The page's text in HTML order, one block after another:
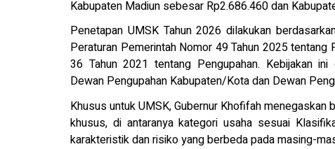
Kabupaten Madiun sebesar Rp2.686.460 dan
Penetapan UMSK Tahun 2026 dilakukan
Peraturan Pemerintah Nomor 49 Tahun 2025
36 Tahun 2021 tentang Pengupahan. Kebijakan
Dewan Pengupahan Kabupaten/Kota dan Dewan
Khusus untuk UMSK, Gubernur Khofifah
khusus, di antaranya kategori usaha sesuai
karakteristik dan risiko yang berbeda pada masing-